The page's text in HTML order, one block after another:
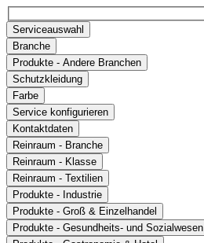
Serviceauswahl
Branche
Produkte - Andere Branchen
Schutzkleidung
Farbe
Service konfigurieren
Kontaktdaten
Reinraum - Branche
Reinraum - Klasse
Reinraum - Textilien
Produkte - Industrie
Produkte - Groß & Einzelhandel
Produkte - Gesundheits- und Sozialwesen